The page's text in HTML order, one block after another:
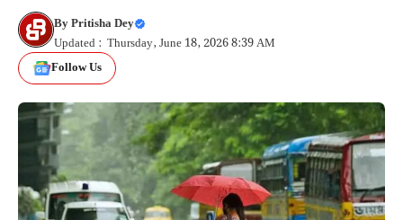
ByPritisha Dey
Updated : Thursday, June 18, 2026 8:39 AM
Follow Us